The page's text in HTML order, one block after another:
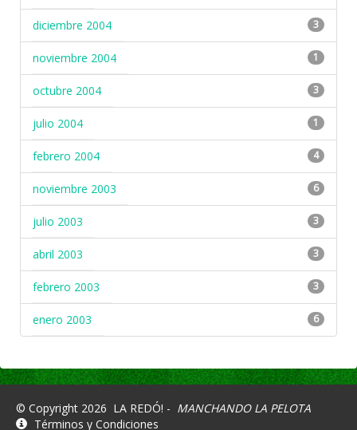
diciembre 2004 3
noviembre 2004 1
octubre 2004 3
julio 2004 1
febrero 2004 4
noviembre 2003 6
julio 2003 3
abril 2003 3
febrero 2003 3
enero 2003 6
© Copyright 2026 LA REDÓ! - MANCHANDO LA PELOTA
Términos y Condiciones